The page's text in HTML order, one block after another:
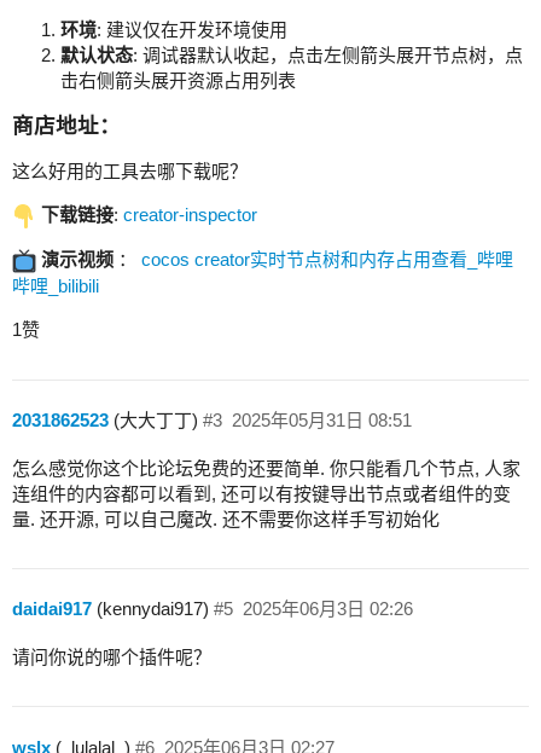
环境: 建议仅在开发环境使用
默认状态: 调试器默认收起，点击左侧箭头展开节点树，点
击右侧箭头展开资源占用列表
商店地址：
这么好用的工具去哪下载呢？
下载链接: creator-inspector
演示视频 ： cocos creator实时节点树和内存占用查看_哔哩
哔哩_bilibili
1赞
2031862523 (大大丁丁) 2025年05月31日 08:51
#3
怎么感觉你这个比论坛免费的还要简单. 你只能看几个节点, 人家
连组件的内容都可以看到, 还可以有按键导出节点或者组件的变
量. 还开源, 可以自己魔改. 还不需要你这样手写初始化
daidai917 (kennydai917) 2025年06月3日 02:26
#5
请问你说的哪个插件呢？
wslx (_lulalal_) 2025年06月3日 02:27
#6